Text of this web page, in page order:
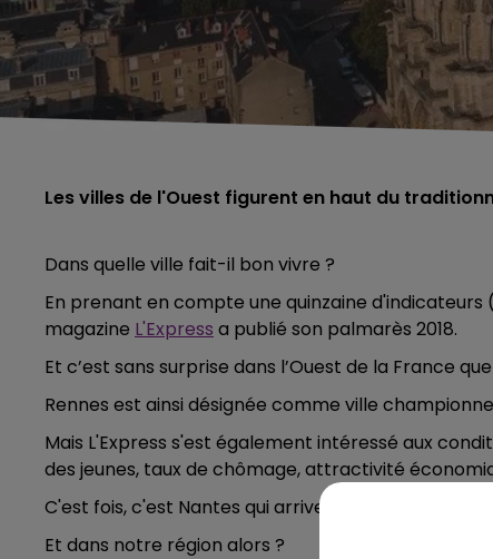
7h00 - 12h00
LE WEEK-END CHAMPAGNE FM
Les villes de l'Ouest figurent en haut du
Dans quelle ville fait-il bon vivre ?
En prenant en compte une quinzaine
magazine L'Express a publié son palmarès 2018.
Et c’est sans surprise dans l’Ouest de la France
Rennes est ainsi désignée comme ville
Mais L'Express s'est également intéressé aux
des jeunes, taux de chômage, attractivité
C'est fois, c'est Nantes qui arrive en tête.
Et dans notre région alors ?